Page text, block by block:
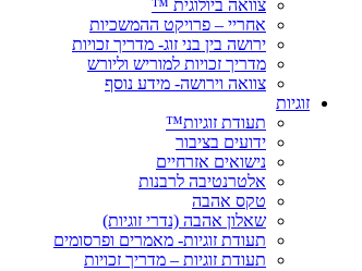
צוואה ביולוגית ™
אחריי – פרויקט ההמשכיות
ירושה בין בני זוג- מדריך זכויות
מדריך זכויות למוריש וליורש
צוואה וירושה- מידע נוסף
זוגיות
תעודת זוגיות™
ידועים בציבור
נישואים אזרחיים
אלטרנטיבה לרבנות
טקס אהבה
שאלון אהבה (נדרי זוגיות)
תעודת זוגיות- מאמרים ופרסומים
תעודת זוגיות – מדריך זכויות